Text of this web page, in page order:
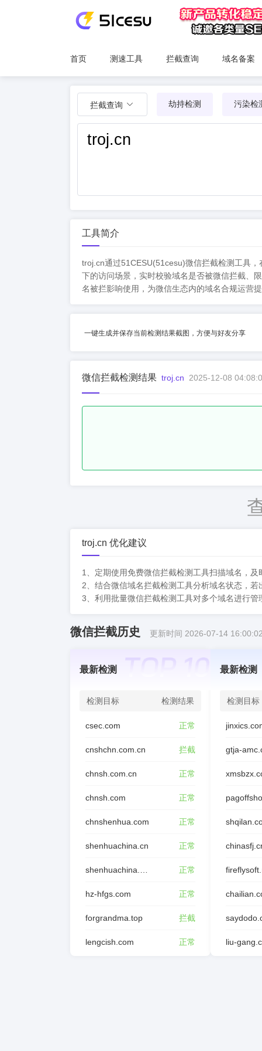
首页 测速工具 拦截查询 域名备案
拦截查询 劫持检测 污染检
工具简介
troj.cn通过51CESU(51cesu)微信拦截检测工具
下的访问场景，实时校验域名是否被微信拦截、
名被拦影响使用，为微信生态内的域名合规运营
一键生成并保存当前检测结果截图，方便与好友分享
微信拦截检测结果 troj.cn 2025-12-08
troj.cn 优化建议
1、定期使用免费微信拦截检测工具扫描域名，
2、结合微信域名拦截检测工具分析域名状态，
3、利用批量微信拦截检测工具对多个域名进行
微信拦截历史 更新时间 2026-07-14
最新检测
检测目标 检测结果
csec.com 正常
cnshchn.com.cn 拦截
chnsh.com.cn 正常
chnsh.com 正常
chnshenhua.com 正常
shenhuachina.cn 正常
正常
hz-hfgs.com 正常
forgrandma.top 拦截
lengcish.com 正常
最新检测
检测目标
gtja-
liu-